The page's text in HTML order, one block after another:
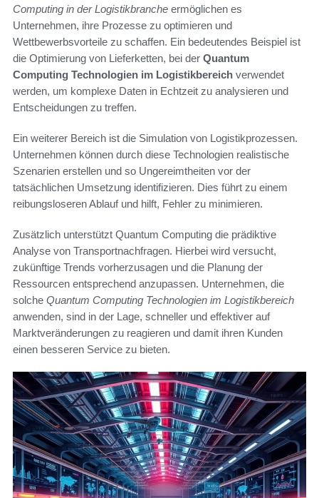
Computing in der Logistikbranche ermöglichen es
Unternehmen, ihre Prozesse zu optimieren und
Wettbewerbsvorteile zu schaffen. Ein bedeutendes Beispiel ist
die Optimierung von Lieferketten, bei der Quantum
Computing Technologien im Logistikbereich verwendet
werden, um komplexe Daten in Echtzeit zu analysieren und
Entscheidungen zu treffen.
Ein weiterer Bereich ist die Simulation von Logistikprozessen.
Unternehmen können durch diese Technologien realistische
Szenarien erstellen und so Ungereimtheiten vor der
tatsächlichen Umsetzung identifizieren. Dies führt zu einem
reibungsloseren Ablauf und hilft, Fehler zu minimieren.
Zusätzlich unterstützt Quantum Computing die prädiktive
Analyse von Transportnachfragen. Hierbei wird versucht,
zukünftige Trends vorherzusagen und die Planung der
Ressourcen entsprechend anzupassen. Unternehmen, die
solche Quantum Computing Technologien im Logistikbereich
anwenden, sind in der Lage, schneller und effektiver auf
Marktveränderungen zu reagieren und damit ihren Kunden
einen besseren Service zu bieten.